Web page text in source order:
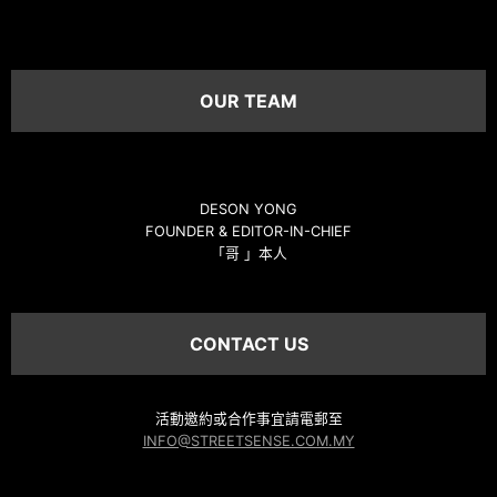
OUR TEAM
DESON YONG
FOUNDER & EDITOR-IN-CHIEF
「哥 」本人
CONTACT US
活動邀約或合作事宜請電郵至
INFO@STREETSENSE.COM.MY